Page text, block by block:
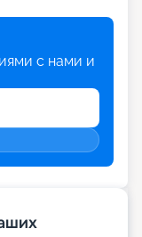
с нами и